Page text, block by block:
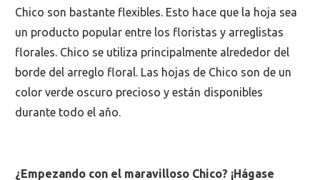
Chico son bastante flexibles. Esto hace que la hoja sea
un producto popular entre los floristas y arreglistas
florales. Chico se utiliza principalmente alrededor del
borde del arreglo floral. Las hojas de Chico son de un
color verde oscuro precioso y están disponibles
durante todo el año.
¿Empezando con el maravilloso Chico? ¡Hágase